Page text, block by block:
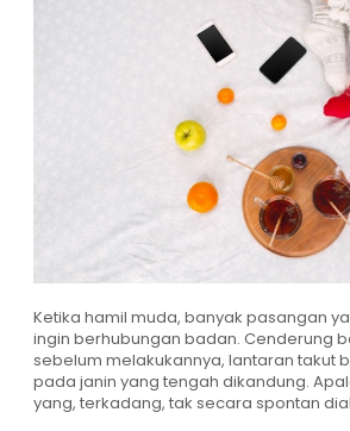
Ketika hamil muda, banyak pasangan
ingin berhubungan badan. Cenderung
sebelum melakukannya, lantaran takut
pada janin yang tengah dikandung.
yang, terkadang, tak secara spontan